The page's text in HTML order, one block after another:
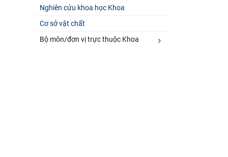
Nghiên cứu khoa học Khoa
Cơ sở vật chất
Bộ môn/đơn vị trực thuộc Khoa